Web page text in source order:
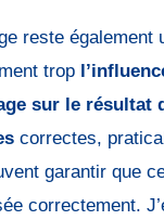
reste également
trop
sur le résultat
correctes,
garantir que
correctement.